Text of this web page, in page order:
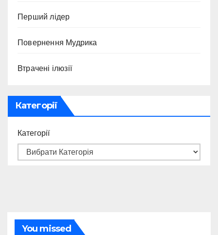
Перший лідер
Повернення Мудрика
Втрачені ілюзії
Категорії
Категорії
You missed